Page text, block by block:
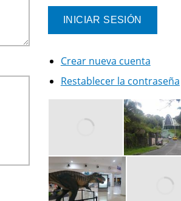
Crear nueva cuenta
Restablecer la contraseña